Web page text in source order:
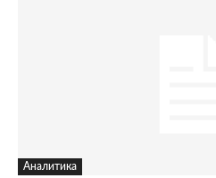
Аналитика